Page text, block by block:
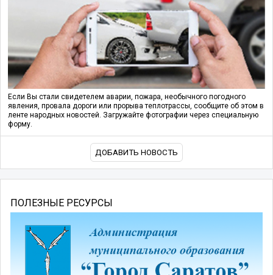
Если Вы стали свидетелем аварии, пожара, необычного погодного
явления, провала дороги или прорыва теплотрассы, сообщите об этом в
ленте народных новостей. Загружайте фотографии через специальную
форму.
ДОБАВИТЬ НОВОСТЬ
ПОЛЕЗНЫЕ РЕСУРСЫ